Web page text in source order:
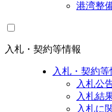
港湾整
入札・契約等情報
入札・契約等
入札公
入札結
入札に